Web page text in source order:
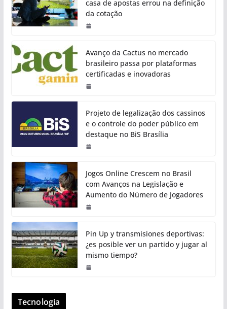
casa de apostas errou na definição
da cotação
Avanço da Cactus no mercado
brasileiro passa por plataformas
certificadas e inovadoras
Projeto de legalização dos cassinos
e o controle do poder público em
destaque no BiS Brasília
Jogos Online Crescem no Brasil
com Avanços na Legislação e
Aumento do Número de Jogadores
Pin Up y transmisiones deportivas:
¿es posible ver un partido y jugar al
mismo tiempo?
Tecnologia